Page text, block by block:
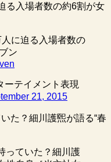
る入場者数の約6割が女
に迫る入場者数の
ン
テイメント表現
21, 2015
た？細川護煕が語る“春
っていた？細川護